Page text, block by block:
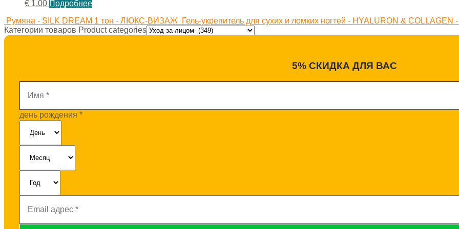
€ 1.00 Подробнее
Румяна - SILK DREAM 1 тон - ЛЮКС-ВИЗАЖ
Гель-укрепитель для сухих и ломких ногтей - HYALURON &
Категории товаров Product categories
5% СКИДКА ДЛЯ ВАС
день рождения *
адрес